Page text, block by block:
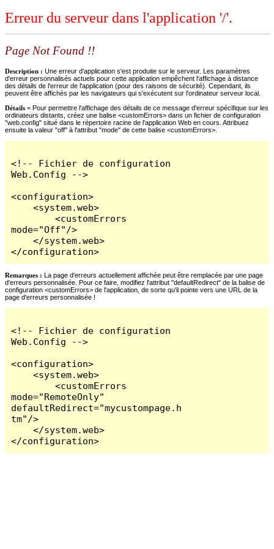
Erreur du serveur dans l'application '/'.
Page Not Found !!
Description : Une erreur d'application s'est produite sur le serveur. Les paramètres
d'erreur personnalisés actuels pour cette application empêchent l'affichage à distance
des détails de l'erreur de l'application (pour des raisons de sécurité). Cependant, ils
peuvent être affichés par les navigateurs qui s'exécutent sur l'ordinateur serveur local.
Détails = Pour permettre l'affichage des détails de ce message d'erreur spécifique sur les
ordinateurs distants, créez une balise <customErrors> dans un fichier de configuration
"web.config" situé dans le répertoire racine de l'application Web en cours. Attribuez
ensuite la valeur "off" à l'attribut "mode" de cette balise <customErrors>.
<!-- Fichier de configuration
Web.Config -->
<configuration>
    <system.web>
        <customErrors
mode="Off"/>
    </system.web>
</configuration>
Remarques : La page d'erreurs actuellement affichée peut être remplacée par une page
d'erreurs personnalisée. Pour ce faire, modifiez l'attribut "defaultRedirect" de la balise de
configuration <customErrors> de l'application, de sorte qu'il pointe vers une URL de la
page d'erreurs personnalisée !
<!-- Fichier de configuration
Web.Config -->
<configuration>
    <system.web>
        <customErrors
mode="RemoteOnly"
defaultRedirect="mycustompage.h
tm"/>
    </system.web>
</configuration>